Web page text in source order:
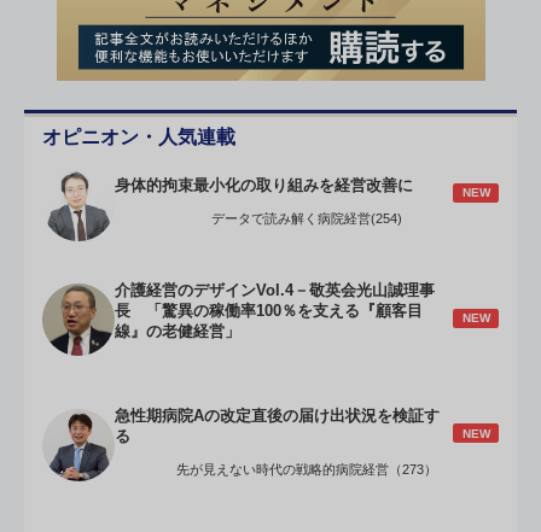
オピニオン・人気連載
身体的拘束最小化の取り組みを経営改善に NEW
データで読み解く病院経営(254)
介護経営のデザインVol.4－敬英会光山誠理事
長 「驚異の稼働率100％を支える『顧客目
線』の老健経営」
NEW
急性期病院Aの改定直後の届け出状況を検証す
る
NEW
先が見えない時代の戦略的病院経営（273）